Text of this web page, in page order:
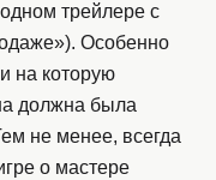
трейлере с
Особенно
на которую
должна была
не менее, всегда
о мастере